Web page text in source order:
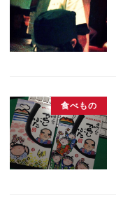
食べもの